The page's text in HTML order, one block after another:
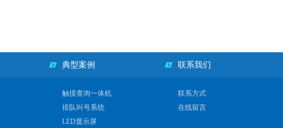
典型案例
触摸查询一体机
排队叫号系统
LED显示屏
联系我们
联系方式
在线留言